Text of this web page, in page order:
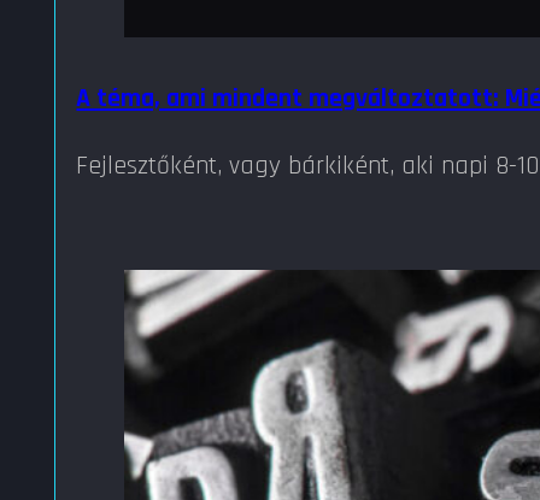
A téma, ami mindent megváltoztatott:
Fejlesztőként, vagy bárkiként, aki napi 8-